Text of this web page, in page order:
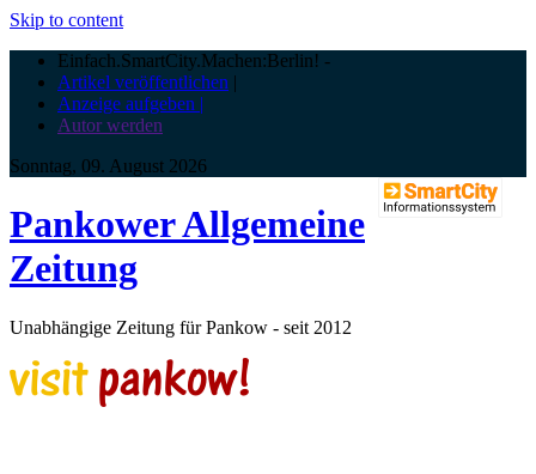
Skip to content
Einfach.SmartCity.Machen:Berlin! -
Artikel veröffentlichen |
Anzeige aufgeben |
Autor werden
Sonntag, 09. August 2026
Pankower Allgemeine
Zeitung
Unabhängige Zeitung für Pankow - seit 2012